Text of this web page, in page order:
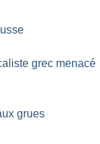
grec menacé
grues